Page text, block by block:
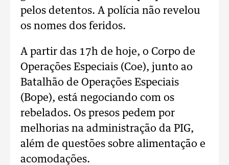
pelos detentos. A polícia não revelou
os nomes dos feridos.
A partir das 17h de hoje, o Corpo de
Operações Especiais (Coe), junto ao
Batalhão de Operações Especiais
(Bope), está negociando com os
rebelados. Os presos pedem por
melhorias na administração da PIG,
além de questões sobre alimentação e
acomodações.